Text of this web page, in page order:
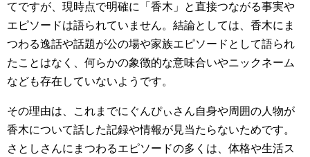
てですが、現時点で明確に「香木」と直接つながる事実や
エピソードは語られていません。結論としては、香木にま
つわる逸話や話題が公の場や家族エピソードとして語られ
たことはなく、何らかの象徴的な意味合いやニックネーム
なども存在していないようです。
その理由は、これまでにぐんぴぃさん自身や周囲の人物が
香木について話した記録や情報が見当たらないためです。
さとしさんにまつわるエピソードの多くは、体格や生活ス